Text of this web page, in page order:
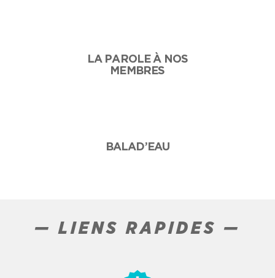
LA PAROLE À NOS
MEMBRES
BALAD’EAU
— LIENS RAPIDES —